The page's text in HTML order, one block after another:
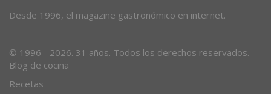
Desde 1996, el magazine gastronómico en internet.
© 1996 - 2026. 31 años. Todos los derechos reservados.
Blog de cocina
Recetas